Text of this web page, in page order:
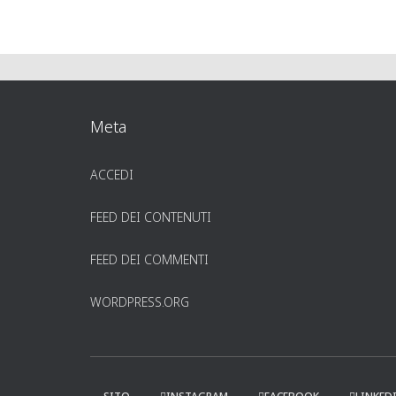
Meta
ACCEDI
FEED DEI CONTENUTI
FEED DEI COMMENTI
WORDPRESS.ORG